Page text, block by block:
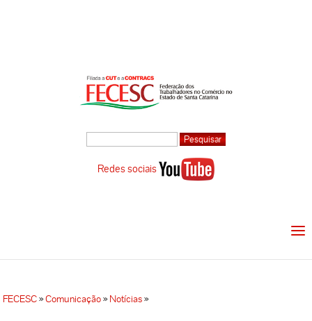
Redes sociais
FECESC»Comunicação»Notícias»